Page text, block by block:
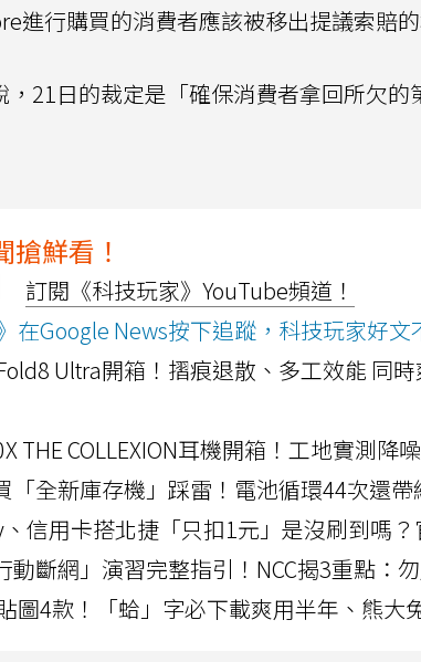
進行購買的消費者應該被移出提議索賠
，21日的裁定是「確保消費者拿回所欠
搶鮮看！
訂閱《科技玩家》YouTube頻道！
在Google News按下追蹤，科技玩家好文
Ultra開箱！摺痕退散、多工效能 同
THE COLLEXION耳機開箱！工地實測降
「全新庫存機」踩雷！電池循環44次還
、信用卡搭北捷「只扣1元」是沒刷到嗎
動斷網」演習完整指引！NCC揭3重點：
圖4款！「蛤」字必下載爽用半年、熊大